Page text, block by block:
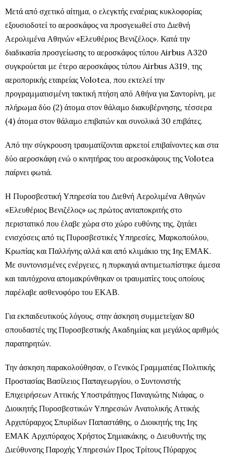
Μετά από σχετικό αίτημα, ο ελεγκτής εναέριας κυκλοφορίας
εξουσιοδοτεί το αεροσκάφος να προσγειωθεί στο Διεθνή
Αερολιμένα Αθηνών «Ελευθέριος Βενιζέλος». Κατά την
διαδικασία προσγείωσης το αεροσκάφος τύπου Airbus Α320
συγκρούεται με έτερο αεροσκάφος τύπου Airbus A319, της
αεροπορικής εταιρείας Volotea, που εκτελεί την
προγραμματισμένη τακτική πτήση από Αθήνα για Σαντορίνη, με
πλήρωμα δύο (2) άτομα στον θάλαμο διακυβέρνησης, τέσσερα
(4) άτομα στον θάλαμο επιβατών και συνολικά 30 επιβάτες.
Από την σύγκρουση τραυματίζονται αρκετοί επιβαίνοντες και στα
δύο αεροσκάφη ενώ ο κινητήρας του αεροσκάφους της Volotea
παίρνει φωτιά.
Η Πυροσβεστική Υπηρεσία του Διεθνή Αερολιμένα Αθηνών
«Ελευθέριος Βενιζέλος» ως πρώτος ανταποκριτής στο
περιστατικό που έλαβε χώρα στο χώρο ευθύνης της, ζητάει
ενισχύσεις από τις Πυροσβεστικές Υπηρεσίες, Μαρκοπούλου,
Κρωπίας και Παλλήνης αλλά και από κλιμάκιο της 1ης ΕΜΑΚ.
Με συντονισμένες ενέργειες, η πυρκαγιά αντιμετωπίστηκε άμεσα
και ταυτόχρονα απομακρύνθηκαν οι τραυματίες τους οποίους
παρέλαβε ασθενοφόρο του ΕΚΑΒ.
Για εκπαιδευτικούς λόγους, στην άσκηση συμμετείχαν 80
σπουδαστές της Πυροσβεστικής Ακαδημίας και μεγάλος αριθμός
παρατηρητών.
Την άσκηση παρακολούθησαν, ο Γενικός Γραμματέας Πολιτικής
Προστασίας Βασίλειος Παπαγεωργίου, ο Συντονιστής
Επιχειρήσεων Αττικής Υποστράτηγος Παναγιώτης Νιάφας, ο
Διοικητής Πυροσβεστικών Υπηρεσιών Ανατολικής Αττικής
Αρχιπύραρχος Σπυρίδων Παπαστάθης, ο Διοικητής της 1ης
ΕΜΑΚ Αρχιπύραχος Χρήστος Σημιακάκης, ο Διευθυντής της
Διεύθυνσης Παροχής Υπηρεσιών Προς Τρίτους Πύραρχος